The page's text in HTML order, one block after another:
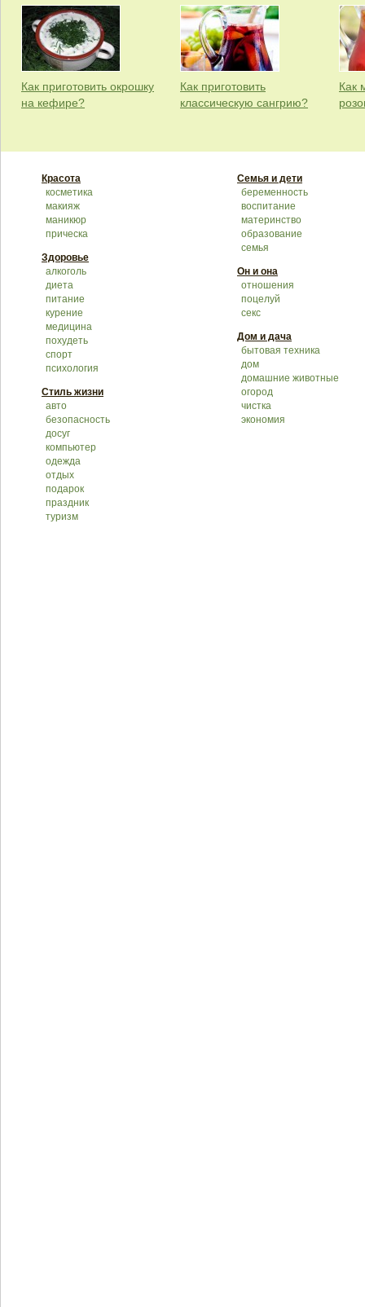
Как приготовить окрошку
на кефире?
Как приготовить
классическую сангрию?
Как
Красота
косметика
макияж
маникюр
прическа
Здоровье
алкоголь
диета
питание
курение
медицина
похудеть
спорт
психология
Стиль жизни
авто
безопасность
досуг
компьютер
одежда
отдых
подарок
праздник
туризм
Семья и дети
беременность
воспитание
материнство
образование
семья
Он и она
отношения
поцелуй
секс
Дом и дача
бытовая техника
дом
домашние животные
огород
чистка
экономия